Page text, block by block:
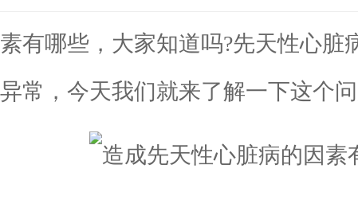
哪些，大家知道吗?先天性心脏
常，今天我们就来了解一下这个问